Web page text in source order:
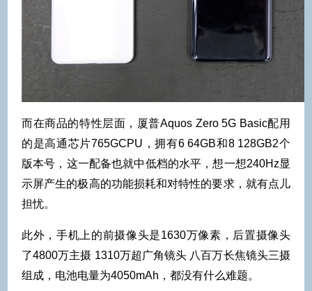
而在商品的特性层面，厦普Aquos Zero 5G Basic配用
的是高通芯片765GCPU，拥有6 64GB和8 128GB2个
版本号，这一配备也就中低档的水平，想一想240Hz显
示屏产生的极高的功能损耗和对特性的要求，就有点儿
担忧。
此外，手机上的前摄像头是1630万像素，后置摄像头
了4800万主摄 1310万超广角镜头 八百万长焦镜头三摄
组成，电池电量为4050mAh，都没有什么难题。